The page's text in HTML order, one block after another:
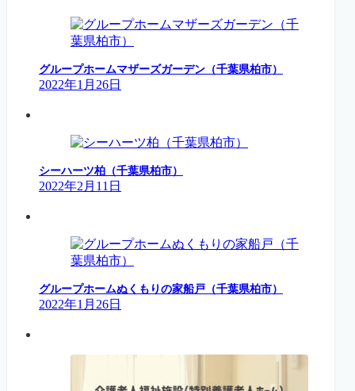
グループホームマザーズガーデン（千葉県柏市）
2022年1月26日
シーハーツ柏（千葉県柏市）
2022年2月11日
グループホームぬくもりの家船戸（千葉県柏市）
2022年1月26日